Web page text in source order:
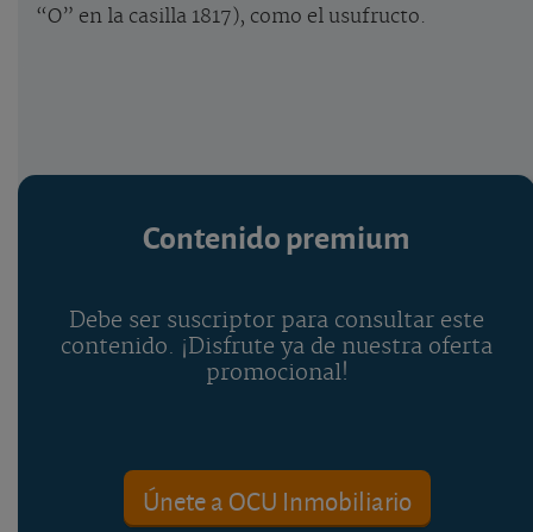
“O” en la casilla 1817), como el usufructo.
Contenido premium
Debe ser suscriptor para consultar este
contenido. ¡Disfrute ya de nuestra oferta
promocional!
Únete a OCU Inmobiliario